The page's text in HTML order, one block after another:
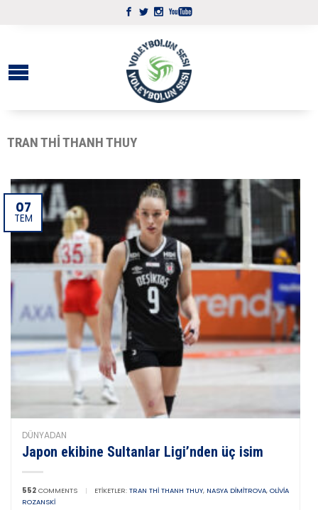
TRAN THI THANH THUY
07
TEM
DÜNYADAN
Japon ekibine Sultanlar Ligi’nden üç isim
552 COMMENTS | ETIKETLER: TRAN THI THANH THUY, NASYA DIMITROVA, OLIVIA
ROZANSKI